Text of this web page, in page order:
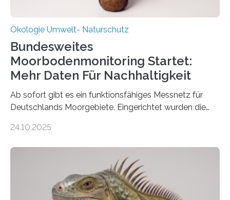
Ökologie Umwelt- Naturschutz
Bundesweites
Moorbodenmonitoring Startet:
Mehr Daten Für Nachhaltigkeit
Ab sofort gibt es ein funktionsfähiges Messnetz für
Deutschlands Moorgebiete. Eingerichtet wurden die
vergangenen fünf Jahren von Wissenschaftlerinnen
heutigen Donnerstag übergeben sie ihren Bericht zur
Aufbauphase an den Auftraggeber, das
Bundesministerium für Landwirtschaft, Ernährung und
Heimat. Braunschweig/Eberswalde (23. Oktober 2025).
24.10.2025